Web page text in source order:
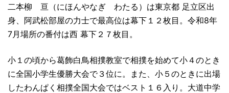
二本柳 亘（にほんやなぎ わたる）は東京都 足立区出
身、阿武松部屋の力士で最高位は幕下１２枚目。令和8年
7月場所の番付は西 幕下２７枚目。
小１の頃から葛飾白鳥相撲教室で相撲を始めて小４のとき
に全国小学生優勝大会で３位に。また、小５のときに出場
したわんぱく相撲全国大会ではベスト１６入り。大道中学